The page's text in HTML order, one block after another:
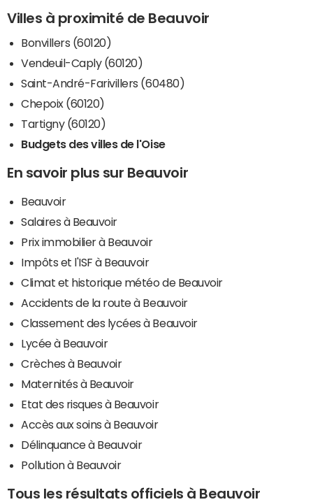
Villes à proximité de Beauvoir
Bonvillers (60120)
Vendeuil-Caply (60120)
Saint-André-Farivillers (60480)
Chepoix (60120)
Tartigny (60120)
Budgets des villes de l'Oise
En savoir plus sur Beauvoir
Beauvoir
Salaires à Beauvoir
Prix immobilier à Beauvoir
Impôts et l'ISF à Beauvoir
Climat et historique météo de Beauvoir
Accidents de la route à Beauvoir
Classement des lycées à Beauvoir
Lycée à Beauvoir
Crèches à Beauvoir
Maternités à Beauvoir
Etat des risques à Beauvoir
Accès aux soins à Beauvoir
Délinquance à Beauvoir
Pollution à Beauvoir
Tous les résultats officiels à Beauvoir